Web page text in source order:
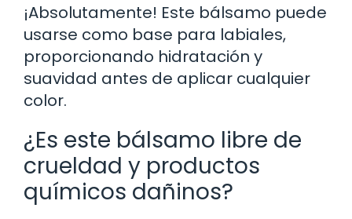
¡Absolutamente! Este bálsamo puede
usarse como base para labiales,
proporcionando hidratación y
suavidad antes de aplicar cualquier
color.
¿Es este bálsamo libre de
crueldad y productos
químicos dañinos?